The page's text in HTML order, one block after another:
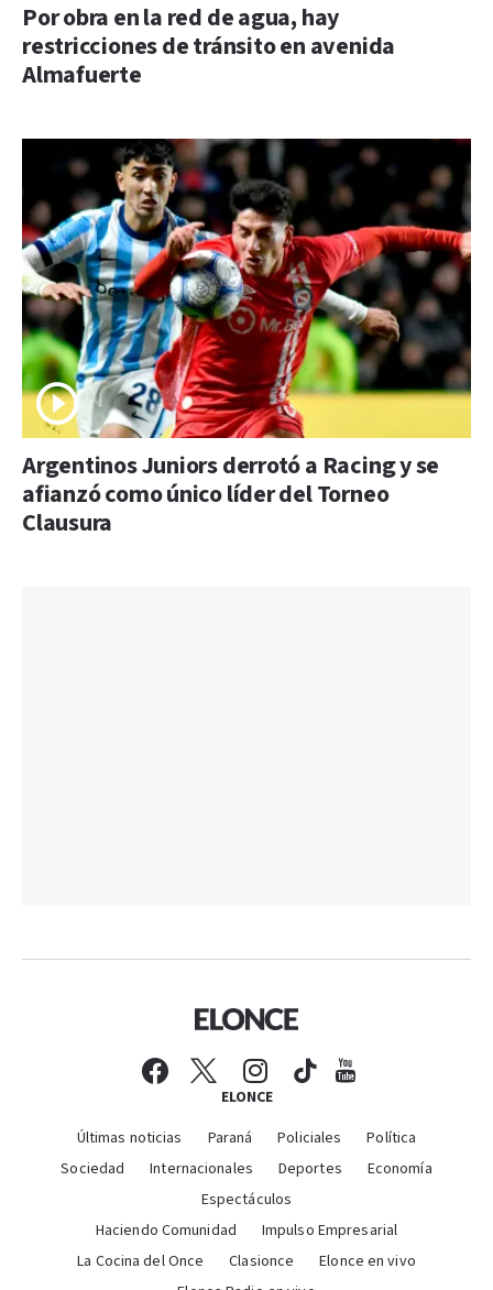
Por obra en la red de agua, hay
restricciones de tránsito en avenida
Almafuerte
Argentinos Juniors derrotó a Racing y se
afianzó como único líder del Torneo
Clausura
ELONCE
Últimas noticias Paraná Policiales
Política
Sociedad
Internacionales Deportes
Economía
Espectáculos
Haciendo Comunidad
Impulso Empresarial
La Cocina del Once
Clasionce
Elonce en vivo